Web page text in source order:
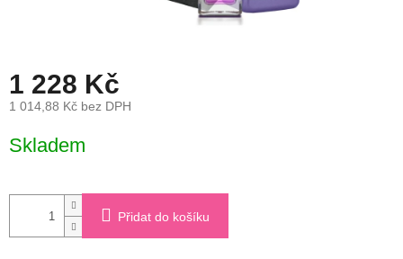
1 228 Kč
1 014,88 Kč bez DPH
cena:
Skladem
Přidat do košíku